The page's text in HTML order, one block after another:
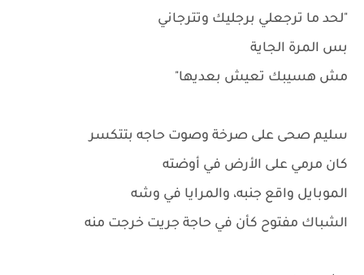
"لحد ما ترجعلي برجليك وتترجاني
بس المرة الجاية
مش هسيبك تعيش بعديها"
سليم صحى على صرخة وصوت حاجه بتتكسر
كان مرمي على الأرض في أوضته
الموبايل واقع جنبه، والمرايا في وشه
الشباك مفتوح كأن في حاجة جريت خرجت منه